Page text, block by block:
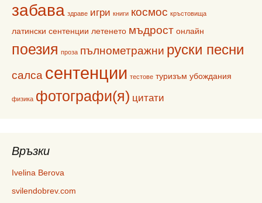
забава здраве игри книги космос кръстовища
латински сентенции летенето мъдрост онлайн
поезия проза пълнометражни руски песни
салса сентенции тестове туризъм убождания
физика фотографи(я) цитати
Връзки
Ivelina Berova
svilendobrev.com